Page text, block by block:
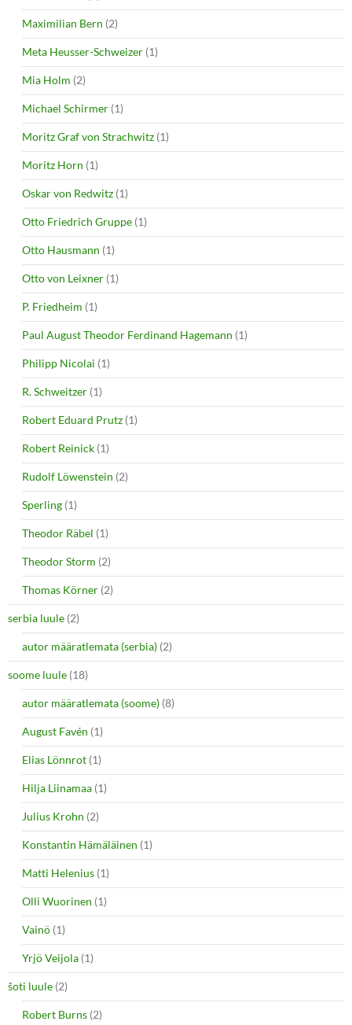
Maximilian Bern (2)
Meta Heusser-Schweizer (1)
Mia Holm (2)
Michael Schirmer (1)
Moritz Graf von Strachwitz (1)
Moritz Horn (1)
Oskar von Redwitz (1)
Otto Friedrich Gruppe (1)
Otto Hausmann (1)
Otto von Leixner (1)
P. Friedheim (1)
Paul August Theodor Ferdinand Hagemann (1)
Philipp Nicolai (1)
R. Schweitzer (1)
Robert Eduard Prutz (1)
Robert Reinick (1)
Rudolf Löwenstein (2)
Sperling (1)
Theodor Räbel (1)
Theodor Storm (2)
Thomas Körner (2)
serbia luule (2)
autor määratlemata (serbia) (2)
soome luule (18)
autor määratlemata (soome) (8)
August Favén (1)
Elias Lönnrot (1)
Hilja Liinamaa (1)
Julius Krohn (2)
Konstantin Hämäläinen (1)
Matti Helenius (1)
Olli Wuorinen (1)
Vainö (1)
Yrjö Veijola (1)
šoti luule (2)
Robert Burns (2)